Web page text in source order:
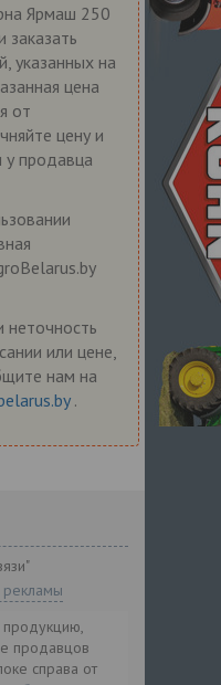
Ярмаш 250
заказать
указанных на
цена
от
цену и
у продавца
неточность
или цене,
нам на
.
продавцов
справа от